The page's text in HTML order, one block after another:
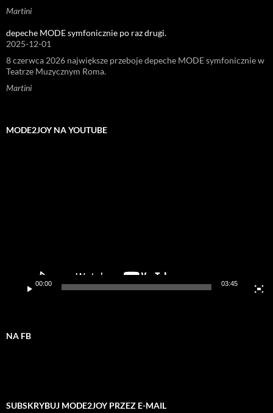
Martini
depeche MODE symfonicznie po raz drugi.
2025-12-01
8 czerwca 2026 największe przeboje depeche MODE symfonicznie w
Teatrze Muzycznym Roma.
Martini
MODE2JOY NA YOUTUBE
00:00 03:45
NA FB
SUBSKRYBUJ MODE2JOY PRZEZ E-MAIL